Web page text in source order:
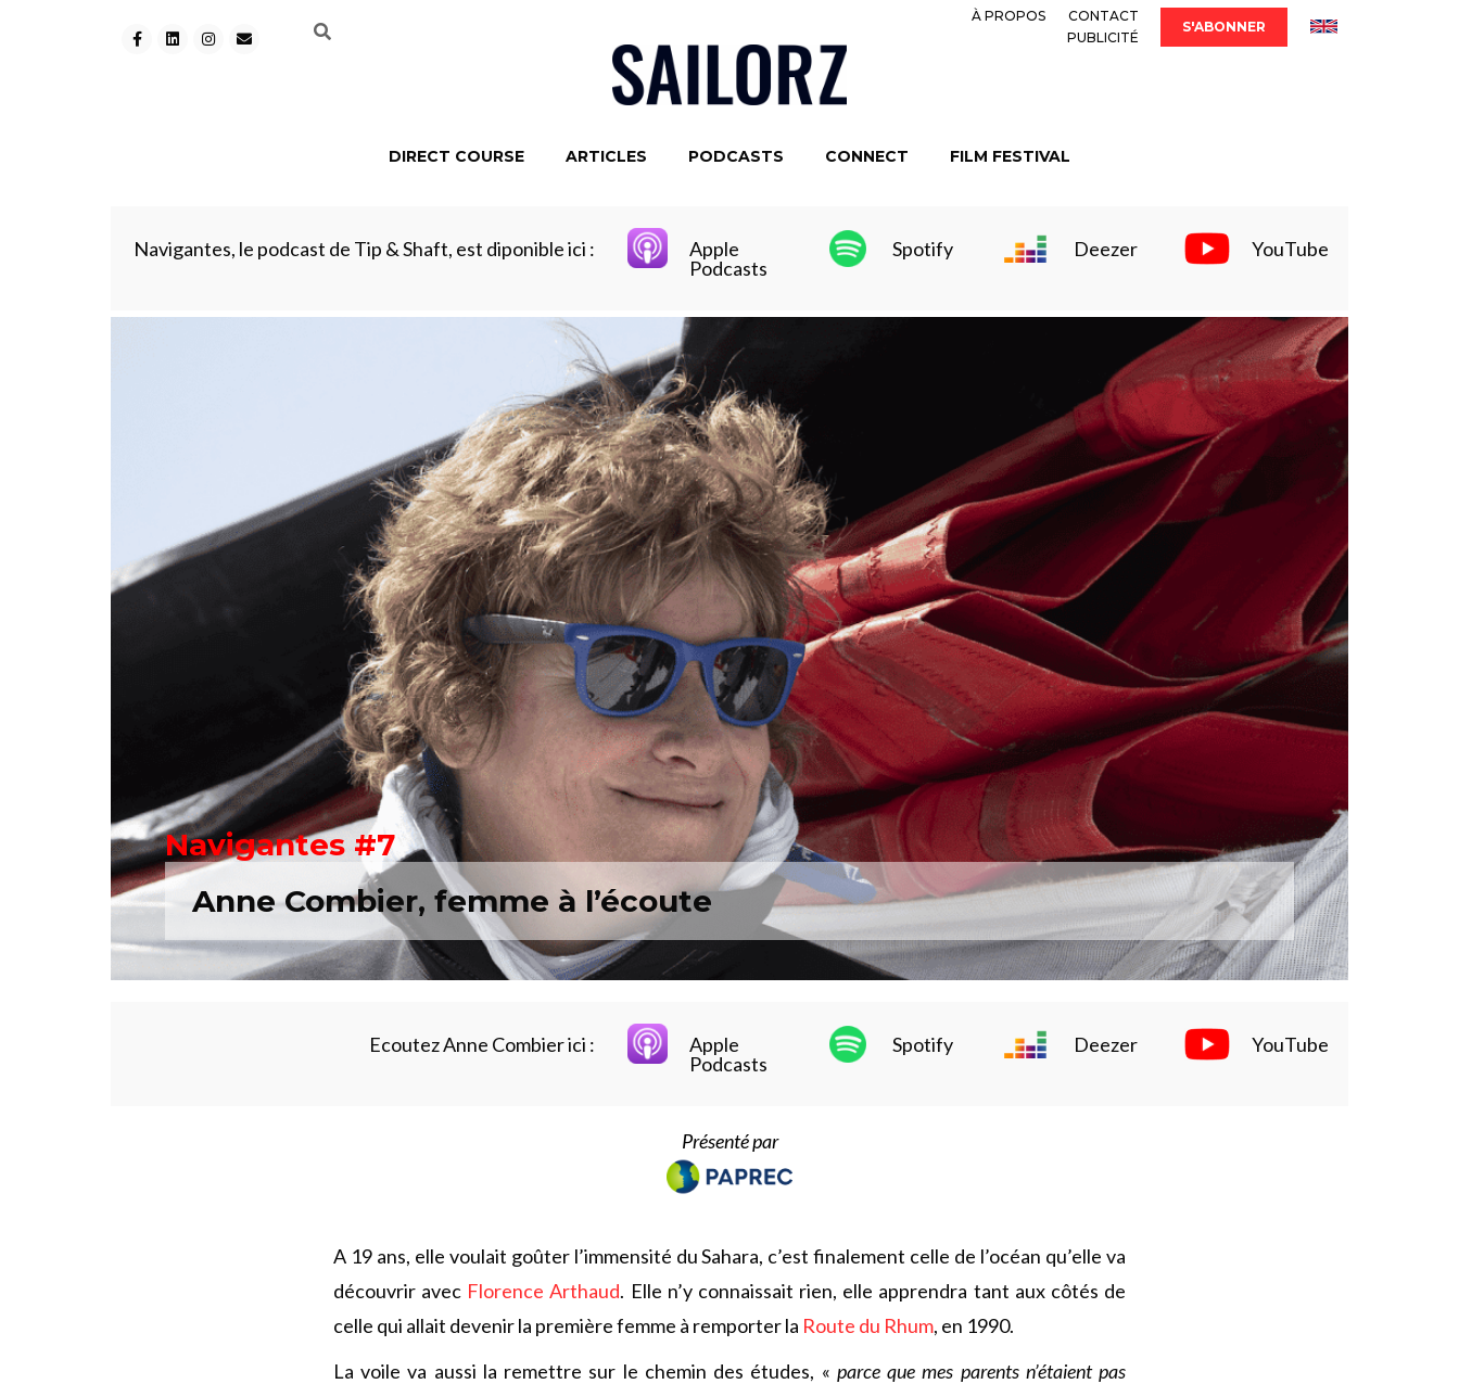
À PROPOS
CONTACT
PUBLICITÉ
S'ABONNER
DIRECT COURSE ARTICLES PODCASTS CONNECT FILM FESTIVAL
Navigantes, le podcast de Tip & Shaft, est diponible ici :
Apple
Podcasts
Spotify Deezer YouTube
Navigantes #7
Anne Combier, femme à l’écoute
Ecoutez Anne Combier ici :
Apple
Podcasts
Spotify Deezer YouTube
Présenté par
A 19 ans, elle voulait goûter l’immensité du Sahara, c’est finalement celle de l’océan qu’elle va
découvrir avec Florence Arthaud. Elle n’y connaissait rien, elle apprendra tant aux côtés de
celle qui allait devenir la première femme à remporter la Route du Rhum, en 1990.
La voile va aussi la remettre sur le chemin des études, « parce que mes parents n’étaient pas